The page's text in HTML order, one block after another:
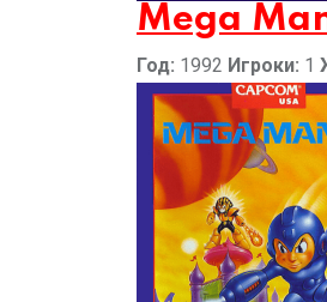
Mega
Год: 1992 Игроки: 1